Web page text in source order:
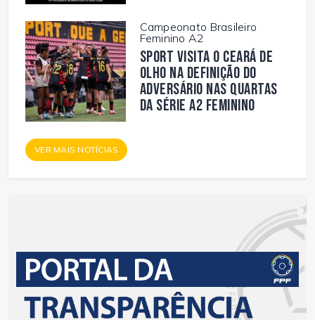
Campeonato Brasileiro
Feminino A2
Sport visita o Ceará de
olho na definição do
adversário nas quartas
da Série A2 Feminino
VER MAIS NOTÍCIAS